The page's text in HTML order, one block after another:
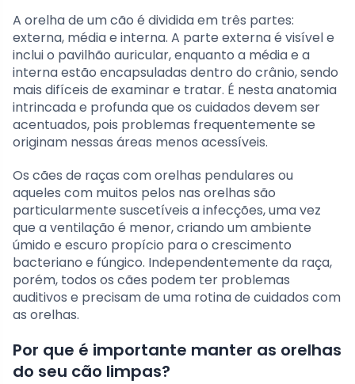
A orelha de um cão é dividida em três partes:
externa, média e interna. A parte externa é visível e
inclui o pavilhão auricular, enquanto a média e a
interna estão encapsuladas dentro do crânio, sendo
mais difíceis de examinar e tratar. É nesta anatomia
intrincada e profunda que os cuidados devem ser
acentuados, pois problemas frequentemente se
originam nessas áreas menos acessíveis.
Os cães de raças com orelhas pendulares ou
aqueles com muitos pelos nas orelhas são
particularmente suscetíveis a infecções, uma vez
que a ventilação é menor, criando um ambiente
úmido e escuro propício para o crescimento
bacteriano e fúngico. Independentemente da raça,
porém, todos os cães podem ter problemas
auditivos e precisam de uma rotina de cuidados com
as orelhas.
Por que é importante manter as orelhas
do seu cão limpas?